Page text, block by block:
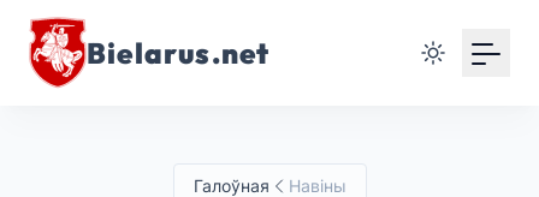
Bielarus.net
Галоўная Навіны